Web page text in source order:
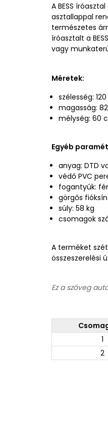
A BESS
asztallappal
természetes
íróasztalt a
vagy
Méretek:
szélesség:
magasság:
mélység: 60
Egyéb
anyag: DTD
védő PVC
fogantyúk:
görgős fióksín
súly: 58 kg
csomagok
A terméket
összeszerelési
Ez a szöveg
1
2